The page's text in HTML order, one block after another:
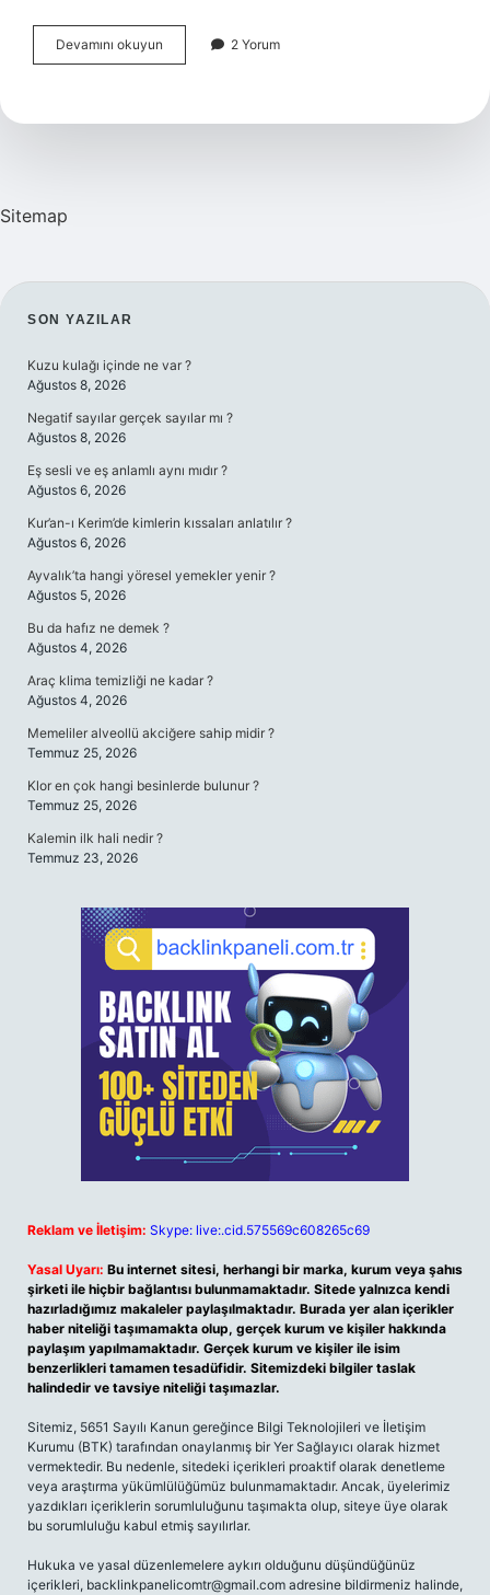
Devamını okuyun
Beslenme
Yapılır
2 Yorum
Sitemap
SIDEBAR
SON YAZILAR
Kuzu kulağı içinde ne var ?
Ağustos 8, 2026
Negatif sayılar gerçek sayılar mı ?
Ağustos 8, 2026
Eş sesli ve eş anlamlı aynı mıdır ?
Ağustos 6, 2026
Kur’an-ı Kerim’de kimlerin kıssaları anlatılır ?
Ağustos 6, 2026
Ayvalık’ta hangi yöresel yemekler yenir ?
Ağustos 5, 2026
Bu da hafız ne demek ?
Ağustos 4, 2026
Araç klima temizliği ne kadar ?
Ağustos 4, 2026
Memeliler alveollü akciğere sahip midir ?
Temmuz 25, 2026
Klor en çok hangi besinlerde bulunur ?
Temmuz 25, 2026
Kalemin ilk hali nedir ?
Temmuz 23, 2026
Reklam ve İletişim: Skype: live:.cid.575569c608265c69
Yasal Uyarı: Bu internet sitesi, herhangi bir marka, kurum veya şahıs
şirketi ile hiçbir bağlantısı bulunmamaktadır. Sitede yalnızca kendi
hazırladığımız makaleler paylaşılmaktadır. Burada yer alan içerikler
haber niteliği taşımamakta olup, gerçek kurum ve kişiler hakkında
paylaşım yapılmamaktadır. Gerçek kurum ve kişiler ile isim
benzerlikleri tamamen tesadüfidir. Sitemizdeki bilgiler taslak
halindedir ve tavsiye niteliği taşımazlar.
Sitemiz, 5651 Sayılı Kanun gereğince Bilgi Teknolojileri ve İletişim
Kurumu (BTK) tarafından onaylanmış bir Yer Sağlayıcı olarak hizmet
vermektedir. Bu nedenle, sitedeki içerikleri proaktif olarak denetleme
veya araştırma yükümlülüğümüz bulunmamaktadır. Ancak, üyelerimiz
yazdıkları içeriklerin sorumluluğunu taşımakta olup, siteye üye olarak
bu sorumluluğu kabul etmiş sayılırlar.
Hukuka ve yasal düzenlemelere aykırı olduğunu düşündüğünüz
içerikleri, backlinkpanelicomtr@gmail.com adresine bildirmeniz halinde,